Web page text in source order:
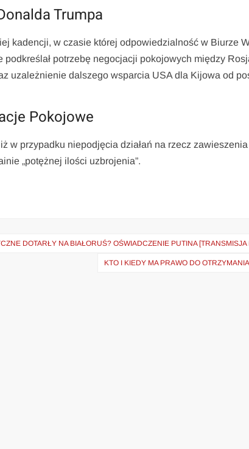
Trumpa
kadencji, w czasie której odpowiedzialność w Biurze
podkreślał potrzebę negocjacji pokojowych między
uzależnienie dalszego wsparcia USA dla Kijowa od
Pokojowe
w przypadku niepodjęcia działań na rzecz zawieszenia
„potężnej ilości uzbrojenia”.
DOTARŁY NA BIAŁORUŚ? OŚWIADCZENIE PUTINA [TRANSMISJA
KTO I KIEDY MA PRAWO DO